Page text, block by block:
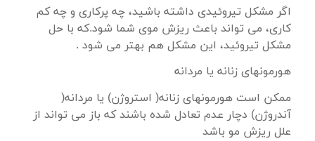
اگر مشکل تیروئیدی داشته باشید، چه پرکاری و چه کم
کاری، می تواند باعث ریزش موی شما شود.که با حل
مشکل تیروئید، این مشکل هم بهتر می شود .
هورمونهای زنانه یا مردانه
ممکن است هورمونهای زنانه( استروژن) یا مردانه(
آندروژن) دچار عدم تعادل شده باشند که باز می تواند از
علل ریزش مو باشد